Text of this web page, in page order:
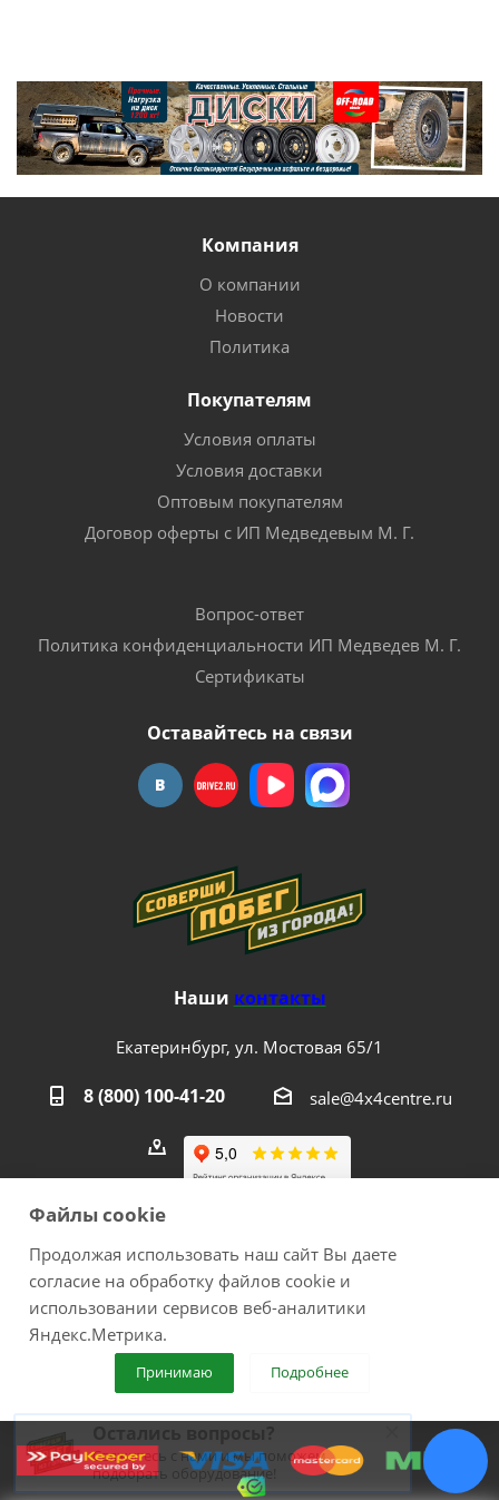
Компания
О компании
Новости
Политика
Покупателям
Условия оплаты
Условия доставки
Оптовым покупателям
Договор оферты с ИП Медведевым М. Г.
Вопрос-ответ
Политика конфиденциальности ИП Медведев М. Г.
Сертификаты
Оставайтесь на связи
Наши контакты
Екатеринбург, ул. Мостовая 65/1
8 (800) 100-41-20 sale@4x4centre.ru
2026 © 4х4Centre - интернет-магазин внедорожного
оборудования с доставкой по России. Соверши побег из
города!.
ИП Медведев Михаил Геннадьевич ОГРНИП №
307667226300017
Файлы cookie
Продолжая использовать наш сайт Вы даете
согласие на обработку файлов cookie и
использовании сервисов веб-аналитики
Яндекс.Метрика.
Принимаю Подробнее
Остались вопросы?
Свяжитесь с нами и мы поможем
подобрать оборудование!